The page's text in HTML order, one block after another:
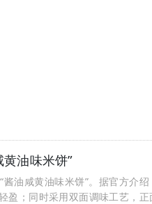
油味米饼”
油咸黄油味米饼”。据官方介绍
盈；同时采用双面调味工艺，正